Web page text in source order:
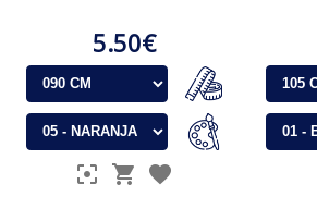
5.50€